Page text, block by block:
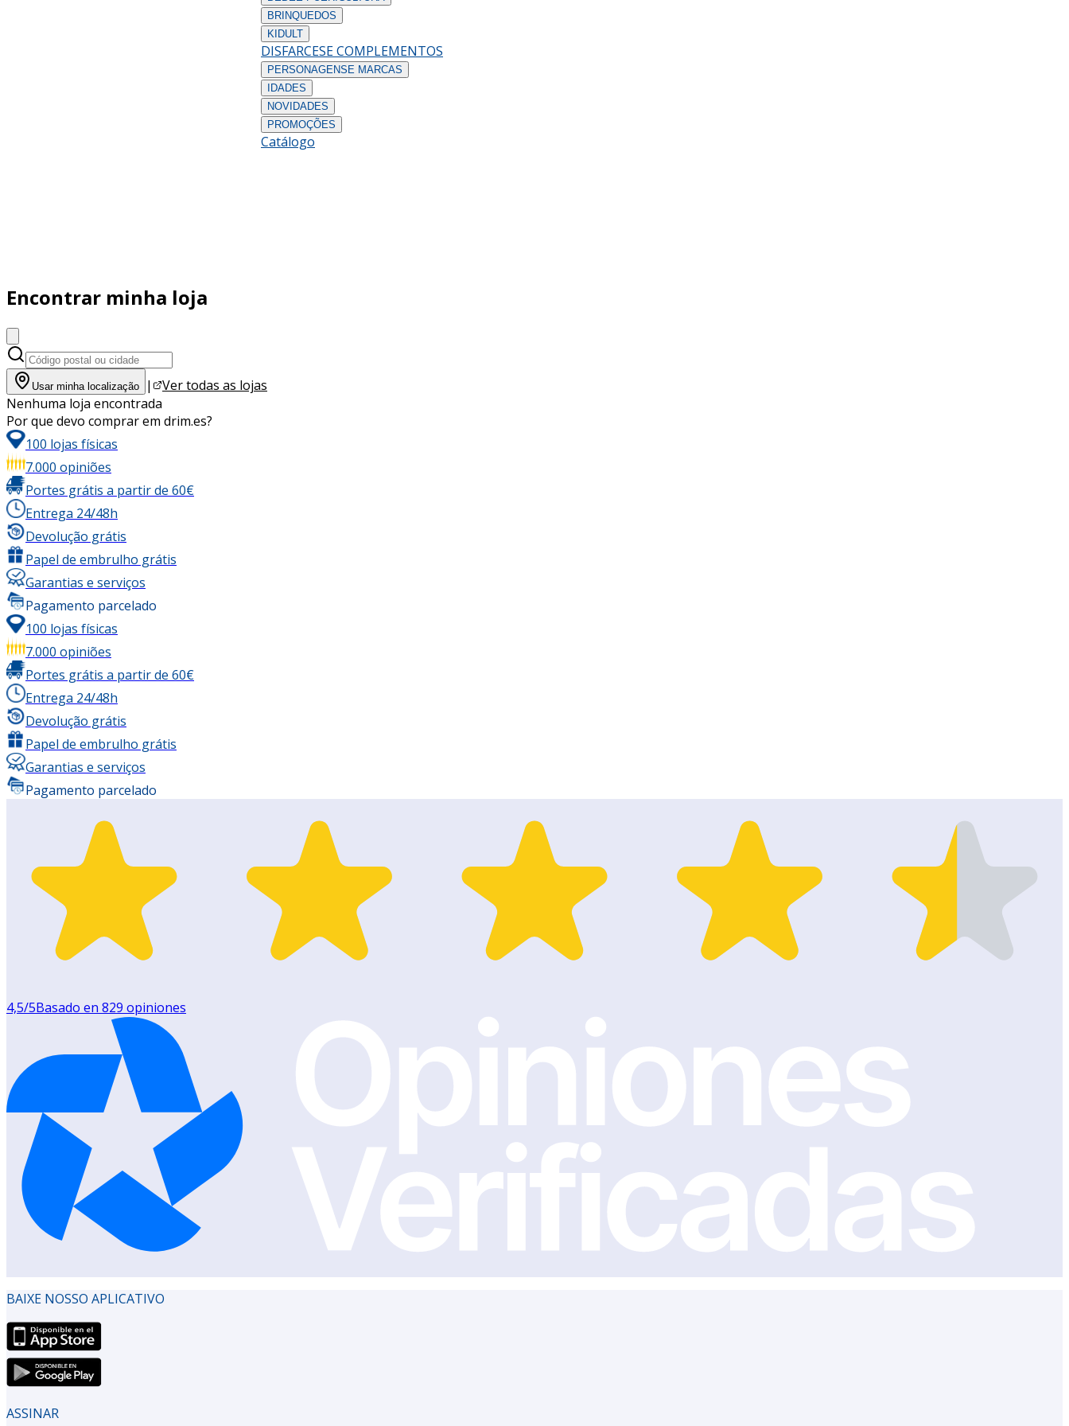
BRINQUEDOS
KIDULT
DISFARCESE COMPLEMENTOS
PERSONAGENS E MARCAS
IDADES
NOVIDADES
PROMOÇÕES
Catálogo
Encontrar minha loja
Usar minha localização |
Ver todas as lojas
Nenhuma loja encontrada
Por que devo comprar em drim.es?
100 lojas físicas
7.000 opiniões
Portes grátis a partir de 60€
Entrega 24/48h
Devolução grátis
Papel de embrulho grátis
Garantias e serviços
Pagamento parcelado
100 lojas físicas
7.000 opiniões
Portes grátis a partir de 60€
Entrega 24/48h
Devolução grátis
Papel de embrulho grátis
Garantias e serviços
Pagamento parcelado
4,5/5Basado en 829 opiniones
BAIXE NOSSO APLICATIVO
ASSINAR